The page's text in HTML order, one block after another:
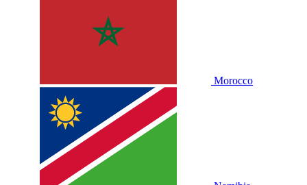
Morocco